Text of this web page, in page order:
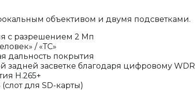
объективом и двумя подсветками.
с разрешением 2 Мп
/ «ТС»
дальность покрытия
задней засветке благодаря цифровому WDR
H.265+
для SD-карты)